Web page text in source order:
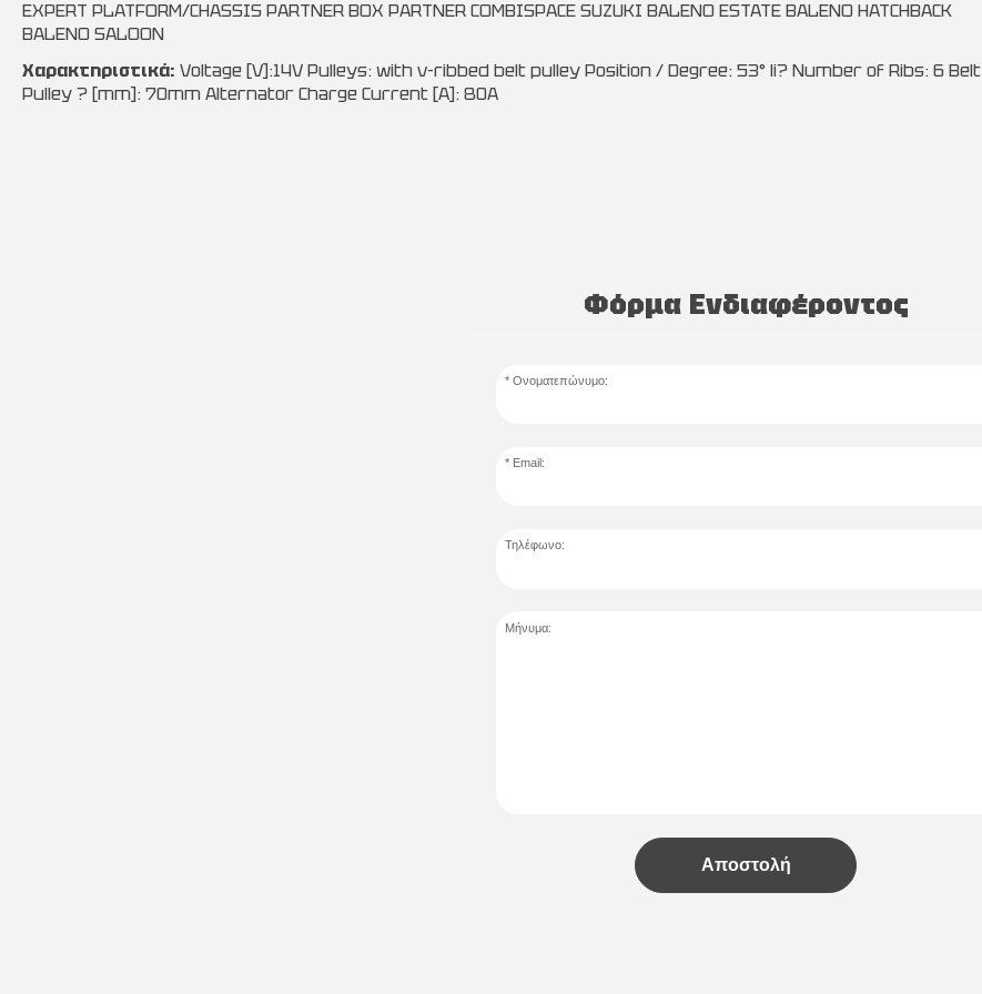
EXPERT PLATFORM/CHASSIS PARTNER BOX PARTNER COMBISPACE SUZUKI BALENO ESTATE BALENO HATCHBACK
BALENO SALOON
Χαρακτηριστικά: Voltage [V]:14V Pulleys: with v-ribbed belt pulley Position / Degree: 53° li? Number of Ribs: 6 Belt
Pulley ? [mm]: 70mm Alternator Charge Current [A]: 80A
Φόρμα Ενδιαφέροντος
Ονοματεπώνυμο:
Email:
Τηλέφωνο:
Μήνυμα:
Αποστολή